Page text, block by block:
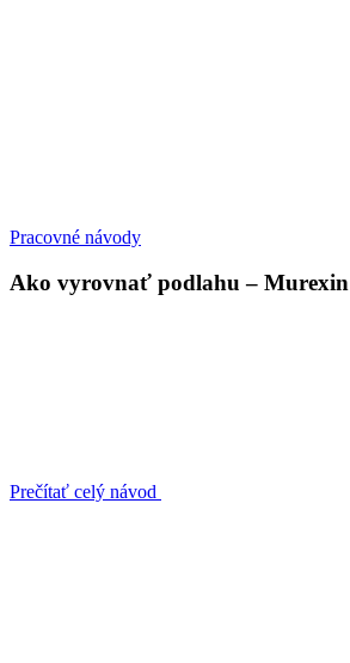
Pracovné návody
Ako vyrovnať podlahu – Murexin
Prečítať celý návod